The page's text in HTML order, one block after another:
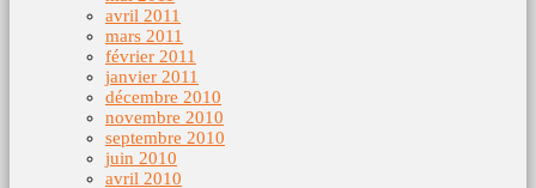
avril 2011
mars 2011
février 2011
janvier 2011
décembre 2010
novembre 2010
septembre 2010
juin 2010
avril 2010